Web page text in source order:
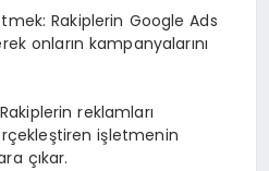
Rakiplerin Google Ads
onların kampanyalarını
reklamları
işletmenin
çıkar.